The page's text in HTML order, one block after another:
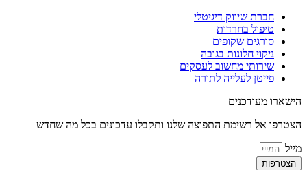
חברת שיווק דיגיטלי
טיפול בחרדות
סורגים שקופים
ניקוי חלונות בגובה
שירותי מחשוב לעסקים
פייטן לעלייה לתורה
הישארו מעודכנים
הצטרפו אל רשימת התפוצה שלנו ותקבלו עדכונים בכל מה שחדש
מייל
הצטרפות